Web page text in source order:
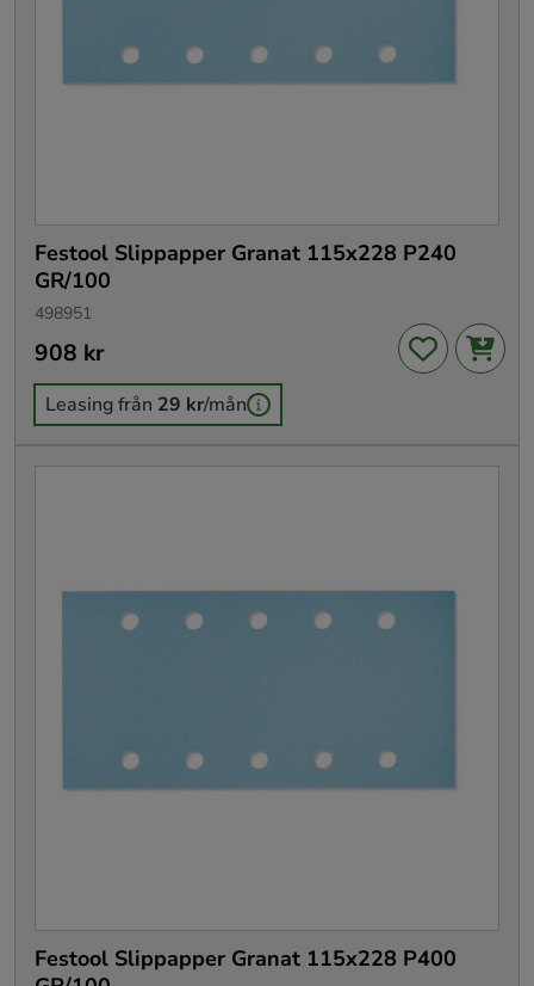
Festool Slippapper Granat 115x228 P240
GR/100
498951
Pris: 908 kr
908 kr
Leasing från 29 kr/mån
Festool Slippapper Granat 115x228 P400